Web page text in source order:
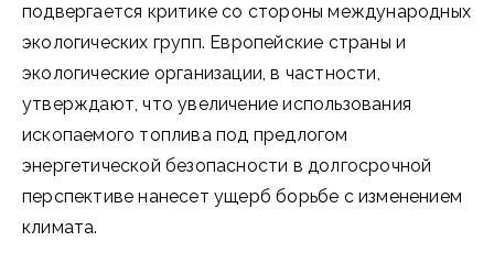
подвергается критике со стороны международных
экологических групп. Европейские страны и
экологические организации, в частности,
утверждают, что увеличение использования
ископаемого топлива под предлогом
энергетической безопасности в долгосрочной
перспективе нанесет ущерб борьбе с изменением
климата.